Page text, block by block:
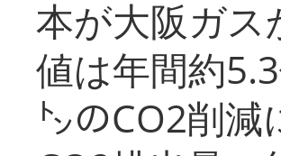
本が大阪ガス
値は年間約
㌧のCO2削